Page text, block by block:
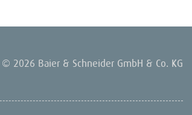
© 2026 Baier & Schneider GmbH & Co. KG